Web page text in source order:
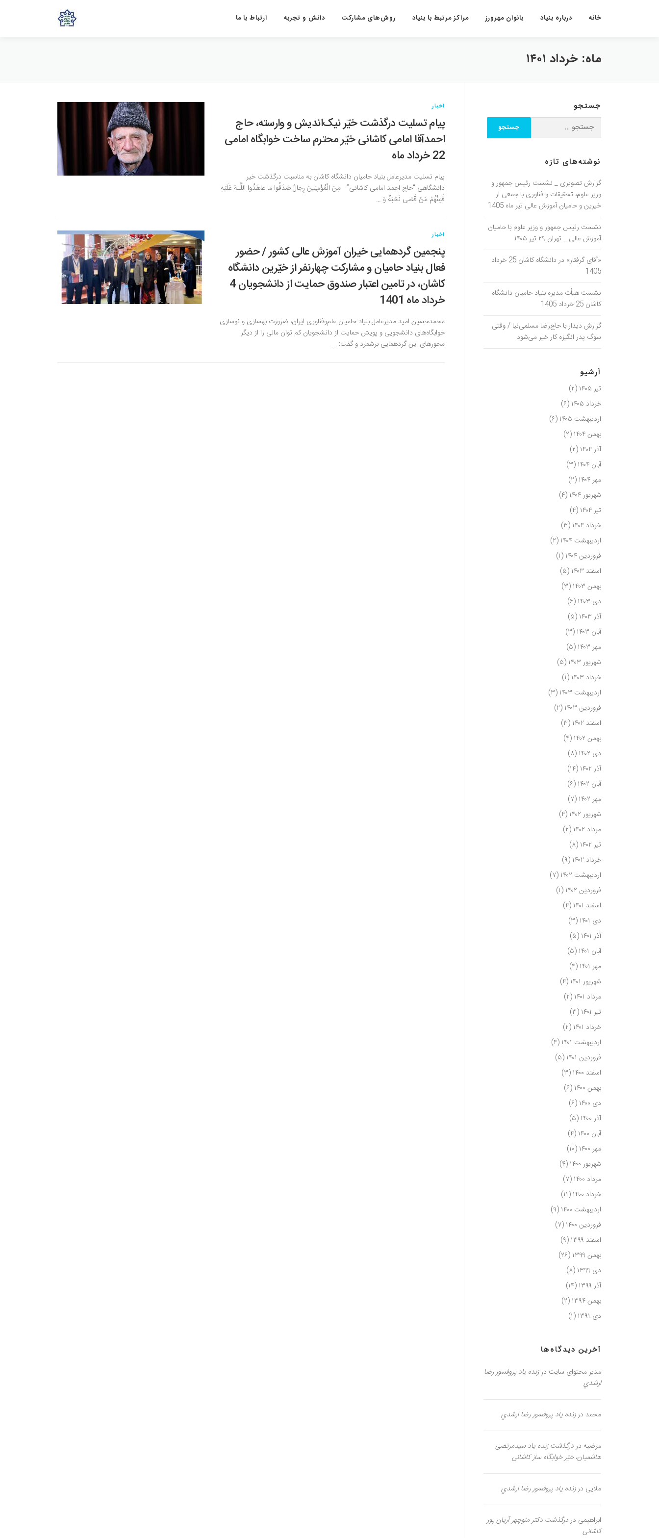
ارتباط با ما دانش و تجربه روش‌های مشارکت مراکز مرتبط با بنیاد بانوان مهرورز درباره بنیاد خانه
ماه: خرداد ۱۴۰۱
اخبار
پیام تسلیت درگذشت خیّر نیک‌اندیش و وارسته، حاج
احمدآقا امامی کاشانی خیّر محترم ساخت خوابگاه امامی
22 خرداد ماه
پیام تسلیت مدیرعامل بنیاد حامیان دانشگاه کاشان به مناسبت درگذشت خیر
دانشگاهی “حاج احمد امامی کاشانی” مِنَ الْمُؤْمِنِينَ رِجالٌ صَدَقُوا ما عاهَدُوا اللَّـهَ عَلَيْهِ
فَمِنْهُمْ مَنْ قَضى‏ نَحْبَهُ وَ …
اخبار
پنجمین گردهمایی خیران آموزش عالی کشور / حضور
فعال بنیاد حامیان و مشارکت چهارنفر از خیّرین دانشگاه
کاشان، در تامین اعتبار صندوق حمایت از دانشجویان 4
خرداد ماه 1401
محمدحسین امید مدیرعامل بنیاد حامیان علم‌وفناوری ایران، ضرورت بهسازی و نوسازی
خوابگاه‌های دانشجویی و پویش حمایت از دانشجویان کم توان مالی را از دیگر
محورهای این گردهمایی برشمرد و گفت: …
جستجو
نوشته‌های تازه
گزارش تصویری _ نشست رئیس جمهور و
وزیر علوم، تحقیقات و فناوری با جمعی از
خیرین و حامیان آموزش عالی تیر ماه 1405
نشست رئیس جمهور و وزیر علوم با حامیان
آموزش عالی _ تهران ۲۹ تیر ۱۴۰۵
«آقای گرفتار» در دانشگاه کاشان 25 خرداد
1405
نشست هیأت مدیره بنیاد حامیان دانشگاه
کاشان 25 خرداد 1405
گزارش دیدار با حاج‌رضا مسلمی‌نیا / وقتی
سوگ پدر انگیزه کار خیر می‌شود
آرشیو
تیر ۱۴۰۵
(۲)
خرداد ۱۴۰۵
(۶)
اردیبهشت ۱۴۰۵
(۶)
بهمن ۱۴۰۴
(۲)
آذر ۱۴۰۴
(۲)
آبان ۱۴۰۴
(۳)
مهر ۱۴۰۴
(۲)
شهریور ۱۴۰۴
(۴)
تیر ۱۴۰۴
(۴)
خرداد ۱۴۰۴
(۳)
اردیبهشت ۱۴۰۴
(۲)
فروردین ۱۴۰۴
(۱)
اسفند ۱۴۰۳
(۵)
بهمن ۱۴۰۳
(۳)
دی ۱۴۰۳
(۶)
آذر ۱۴۰۳
(۵)
آبان ۱۴۰۳
(۳)
مهر ۱۴۰۳
(۵)
شهریور ۱۴۰۳
(۵)
خرداد ۱۴۰۳
(۱)
اردیبهشت ۱۴۰۳
(۳)
فروردین ۱۴۰۳
(۲)
اسفند ۱۴۰۲
(۳)
بهمن ۱۴۰۲
(۴)
دی ۱۴۰۲
(۸)
آذر ۱۴۰۲
(۱۴)
آبان ۱۴۰۲
(۶)
مهر ۱۴۰۲
(۷)
شهریور ۱۴۰۲
(۴)
مرداد ۱۴۰۲
(۲)
تیر ۱۴۰۲
(۸)
خرداد ۱۴۰۲
(۹)
اردیبهشت ۱۴۰۲
(۷)
فروردین ۱۴۰۲
(۱)
اسفند ۱۴۰۱
(۴)
دی ۱۴۰۱
(۳)
آذر ۱۴۰۱
(۵)
آبان ۱۴۰۱
(۵)
مهر ۱۴۰۱
(۴)
شهریور ۱۴۰۱
(۴)
مرداد ۱۴۰۱
(۲)
تیر ۱۴۰۱
(۳)
خرداد ۱۴۰۱
(۲)
اردیبهشت ۱۴۰۱
(۴)
فروردین ۱۴۰۱
(۵)
اسفند ۱۴۰۰
(۳)
بهمن ۱۴۰۰
(۶)
دی ۱۴۰۰
(۶)
آذر ۱۴۰۰
(۵)
آبان ۱۴۰۰
(۴)
مهر ۱۴۰۰
(۱۰)
شهریور ۱۴۰۰
(۴)
مرداد ۱۴۰۰
(۷)
خرداد ۱۴۰۰
(۱۱)
اردیبهشت ۱۴۰۰
(۹)
فروردین ۱۴۰۰
(۷)
اسفند ۱۳۹۹
(۹)
بهمن ۱۳۹۹
(۲۶)
دی ۱۳۹۹
(۸)
آذر ۱۳۹۹
(۱۴)
بهمن ۱۳۹۴
(۲)
دی ۱۳۹۱
(۱)
آخرین دیدگاه‌ها
مدیر محتوای سایت درزنده یاد پروفسور رضا
ارشدي
محمد درزنده یاد پروفسور رضا ارشدي
مرضیه دردرگذشت زنده یاد سیدمرتضی
هاشمیان، خیّر خوابگاه ساز کاشانی
ملایی درزنده یاد پروفسور رضا ارشدي
ابراهیمی دردرگذشت دکتر منوچهر آریان پور
کاشانی